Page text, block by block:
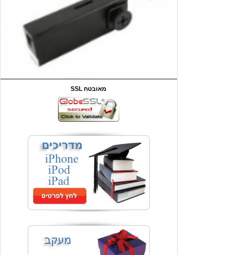
₪90.00 מחיר שוק
המחיר שלך
כיסוי אחורי לאייפון 4/4S
₪59.00
המחיר שלך
משלוח חינם
שעון יד אופנתי
SSL מאובטח